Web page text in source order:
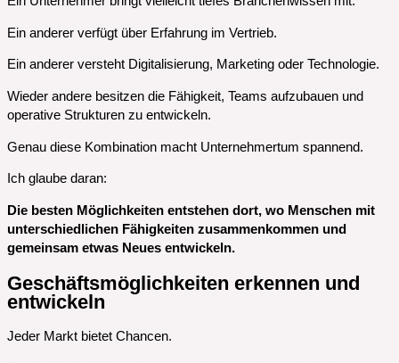
Ein anderer verfügt über Erfahrung im Vertrieb.
Ein anderer versteht Digitalisierung, Marketing oder Technologie.
Wieder andere besitzen die Fähigkeit, Teams aufzubauen und
operative Strukturen zu entwickeln.
Genau diese Kombination macht Unternehmertum spannend.
Ich glaube daran:
Die besten Möglichkeiten entstehen dort, wo Menschen mit
unterschiedlichen Fähigkeiten zusammenkommen und
gemeinsam etwas Neues entwickeln.
Geschäftsmöglichkeiten erkennen und
entwickeln
Jeder Markt bietet Chancen.